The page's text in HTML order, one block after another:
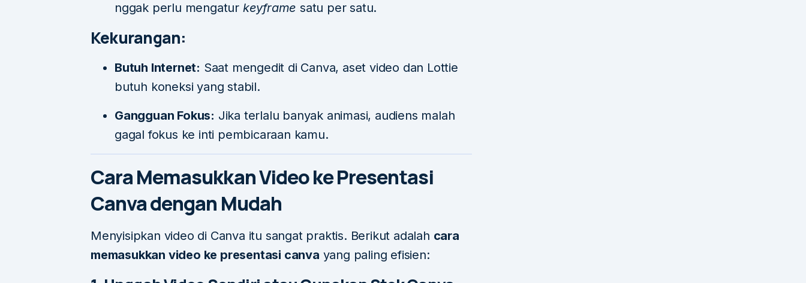
nggak perlu mengatur keyframe satu per satu.
Kekurangan:
Butuh Internet: Saat mengedit di Canva, aset video dan Lottie
butuh koneksi yang stabil.
Gangguan Fokus: Jika terlalu banyak animasi, audiens malah
gagal fokus ke inti pembicaraan kamu.
Cara Memasukkan Video ke Presentasi
Canva dengan Mudah
Menyisipkan video di Canva itu sangat praktis. Berikut adalah cara
memasukkan video ke presentasi canva yang paling efisien: